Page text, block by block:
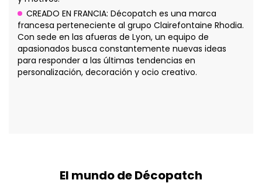
CREADO EN FRANCIA: Décopatch es una marca
francesa perteneciente al grupo Clairefontaine Rhodia.
Con sede en las afueras de Lyon, un equipo de
apasionados busca constantemente nuevas ideas
para responder a las últimas tendencias en
personalización, decoración y ocio creativo.
El mundo de Décopatch